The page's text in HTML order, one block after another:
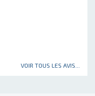
VOIR TOUS LES AVIS...